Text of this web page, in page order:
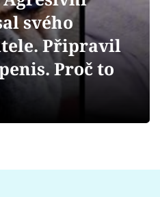
svého
Připravil
Proč to